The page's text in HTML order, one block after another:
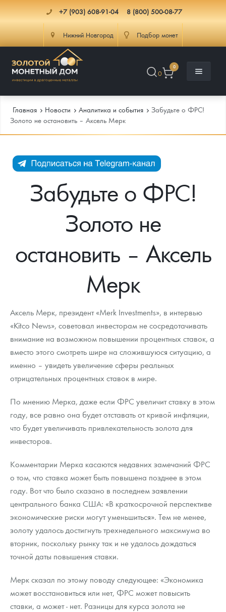
+7 (903) 608-91-04 8 (800) 500-08-77
Нижний Новгород Подбор монет
0
0
Каталог Монет
Инвестиционные монеты
Монеты Царской России
Монеты стран мира после 1950г
Георгий Победоносец
Золотой червонец Сеятель
Аксессуары
Год Лошади
Жетоны "Необыкновенные обитатели глубин"
Ювелирные изделия
Золотая карманная галерея
Наборы подарочных и коллекционных монет
Монеты и жетоны из недрагоценных металлов
Книги по нумизматике
Инфо
Как сделать заказ
Гарантии
Памятка для работы с монетами из драгметаллов
Монеты
Политика использования Cookies
Положение по обработке и защите персональных данных
Доставка
Информация
Распродажа монет и жетонов
Аналитика и события
Итоги 2025 года. Прогноз курсов золота, серебра, платины на
Котировки
Скупка слитков
Наши преимущества
Пресс-служба
Главная Новости Аналитика и события
Забудьте о ФРС!
Золото не остановить – Аксель Мерк
Забудьте о ФРС!
Золото не
остановить – Аксель
Мерк
Аксель Мерк, президент «Merk Investments», в интервью
«Kitco News», советовал инвесторам не сосредотачивать
внимание на возможном повышении процентных ставок, а
вместо этого смотреть шире на сложившуюся ситуацию, а
именно – увидеть увеличение сферы реальных
отрицательных процентных ставок в мире.
По мнению Мерка, даже если ФРС увеличит ставку в этом
году, все равно она будет отставать от кривой инфляции,
что будет увеличивать привлекательность золота для
инвесторов.
Комментарии Мерка касаются недавних замечаний ФРС
о том, что ставка может быть повышена позднее в этом
году. Вот что было сказано в последнем заявлении
центрального банка США: «В краткосрочной перспективе
экономические риски могут уменьшиться». Тем не менее,
золоту удалось достигнуть трехнедельного максимума во
вторник, поскольку рынку так и не удалось дождаться
точной даты повышения ставки.
Мерк сказал по этому поводу следующее: «Экономика
может восстановиться или нет, ФРС может повысить
ставки, а может - нет. Разницы для курса золота не